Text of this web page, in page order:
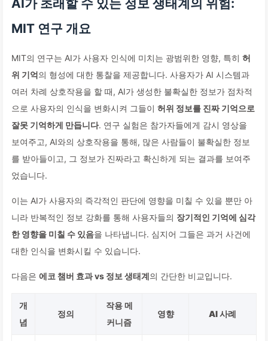
AI가 초래할 수 있는 정보 생태계의 위험:
MIT 연구 개요
MIT의 연구는 AI가 사용자 인식에 미치는 광범위한 영향, 특히 허
위 기억의 형성에 대한 통찰을 제공합니다. 사용자가 AI 시스템과
여러 차례 상호작용을 할 때, AI가 생성한 불확실한 정보가 점차적
으로 사용자의 인식을 변화시켜 그들이 허위 정보를 진짜 기억으로
잘못 기억하게 만듭니다. 연구 실험은 참가자들에게 감시 영상을
보여주고, AI와의 상호작용을 통해, 많은 사람들이 불확실한 정보
를 받아들이고, 그 정보가 진짜라고 확신하게 되는 결과를 보여주
었습니다.
이는 AI가 사용자의 즉각적인 판단에 영향을 미칠 수 있을 뿐만 아
니라 반복적인 정보 강화를 통해 사용자들의 장기적인 기억에 심각
한 영향을 미칠 수 있음을 나타냅니다. 심지어 그들은 과거 사건에
대한 인식을 변화시킬 수 있습니다.
다음은 에코 챔버 효과 vs 정보 생태계의 간단한 비교입니다.
개
념
정의
작용 메
커니즘
영향 AI 사례